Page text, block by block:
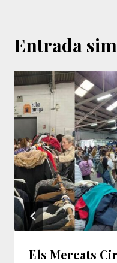
Entrada
Els Mercats